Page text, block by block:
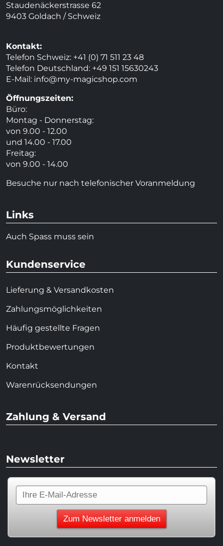
Staudenäckerstrasse 62
9403 Goldach / Schweiz
Kontakt:
Telefon Schweiz: +41 (0) 71 511 23 48
Telefon Deutschland: +49 151 15630243
E-Mail: info@my-magicshop.com
Öffnungszeiten:
Büro:
Montag - Donnerstag:
von 9.00 - 12.00
und 14.00 - 17.00
Freitag:
von 9.00 - 14.00
Besuche nur nach telefonischer Voranmeldung
Links
Auch Spass muss sein
Kundenservice
Lieferung & Versandkosten
Zahlungsmöglichkeiten
Häufig gestellte Fragen
Produktbewertungen
Kontakt
Warenrücksendungen
Zahlung & Versand
Newsletter